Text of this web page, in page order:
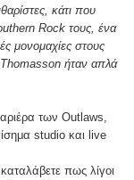
κάτι που
Rock τους, ένα
μονομαχίες στους
ήταν απλά
των Outlaws,
studio και live
πως λίγοι